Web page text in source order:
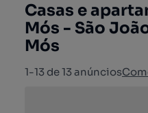
Casas e
Mós - São
Mós
1-13 de 13 anúncios